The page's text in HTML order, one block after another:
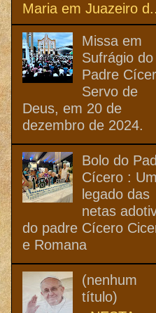
Maria em Juazeiro
Missa em
Sufrágio do
Padre
Servo de
Deus, em 20 de
dezembro de 2024.
Bolo do
Cícero : Um
legado das
netas
do padre Cícero
e Romana
(nenhum
título)